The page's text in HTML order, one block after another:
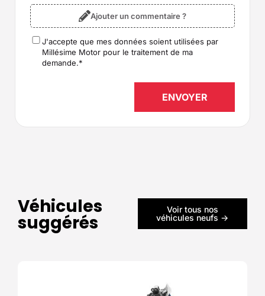
Ajouter un commentaire ?
RGPD*
J'accepte que mes données soient utilisées par
Millésime Motor pour le traitement de ma
demande.*
Véhicules
suggérés
Voir tous nos
véhicules neufs ->